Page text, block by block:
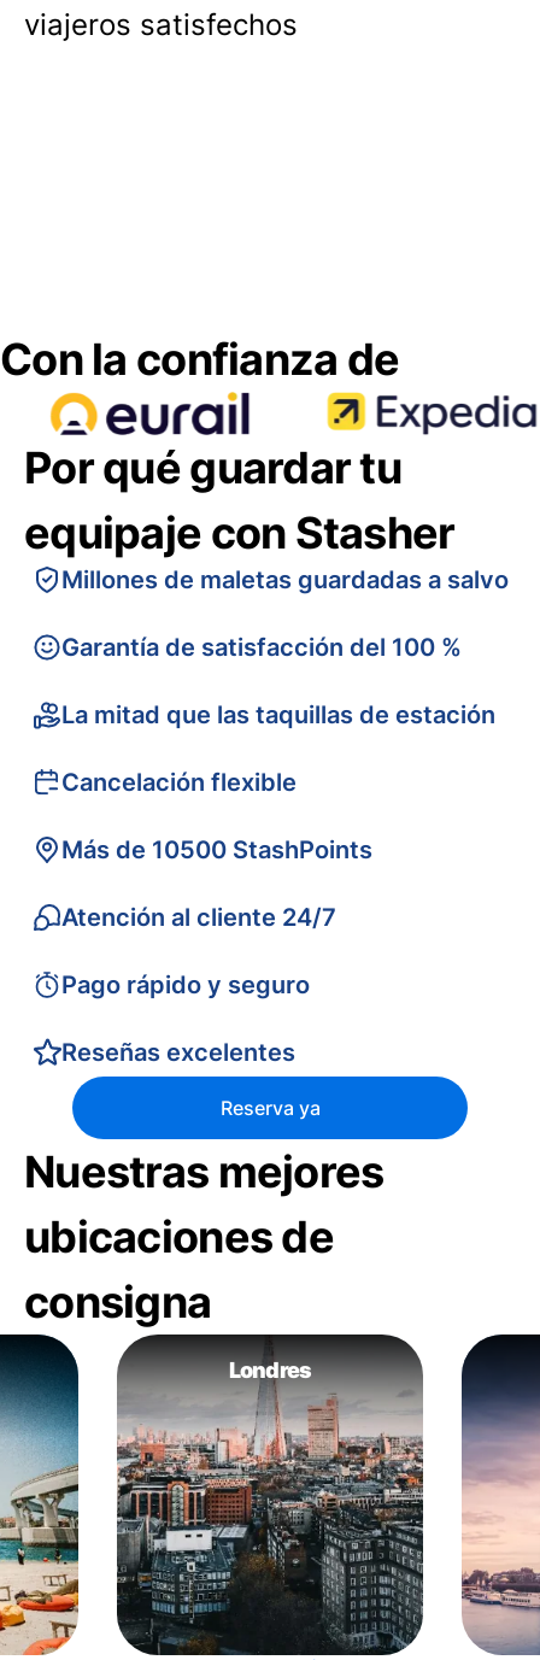
viajeros satisfechos
Con la confianza de
Por qué guardar tu
equipaje con Stasher
Millones de maletas guardadas a salvo
Garantía de satisfacción del 100 %
La mitad que las taquillas de estación
Cancelación flexible
Más de 10500 StashPoints
Atención al cliente 24/7
Pago rápido y seguro
Reseñas excelentes
Reserva ya
Nuestras mejores
ubicaciones de
consigna
Londres